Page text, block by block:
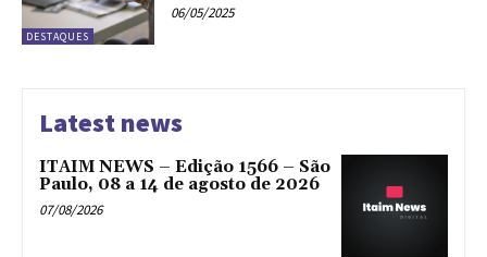
DESTAQUES
06/05/2025
Latest news
ITAIM NEWS – Edição 1566 – São
Paulo, 08 a 14 de agosto de 2026
07/08/2026